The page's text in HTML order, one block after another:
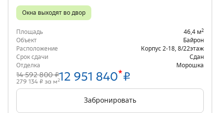
Окна выходят во двор
Площадь 46,4 м2
Объект
Байрон
Расположение
Корпус 2-18 8/22этаж
Срок сдачи
Сдан
Отделка
Морошка
14 592 800 ₽12 951 840*₽
279 134 ₽ за м2
Забронировать